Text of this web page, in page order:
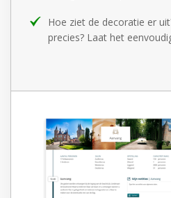
Hoe ziet de decoratie er
precies? Laat het